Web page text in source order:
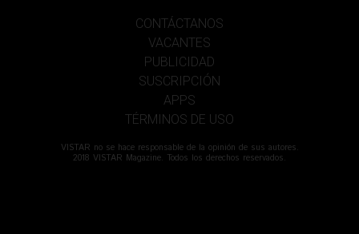
CONTÁCTANOS
VACANTES
PUBLICIDAD
SUSCRIPCIÓN
APPS
TÉRMINOS DE USO
VISTAR no se hace responsable de la opinión de sus autores.
2018 VISTAR Magazine. Todos los derechos reservados.